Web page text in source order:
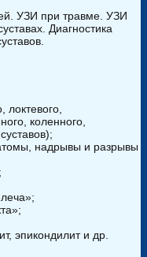
УЗИ при травме. УЗИ
Диагностика
локтевого,
коленного,
надрывы и разрывы
эпикондилит и др.